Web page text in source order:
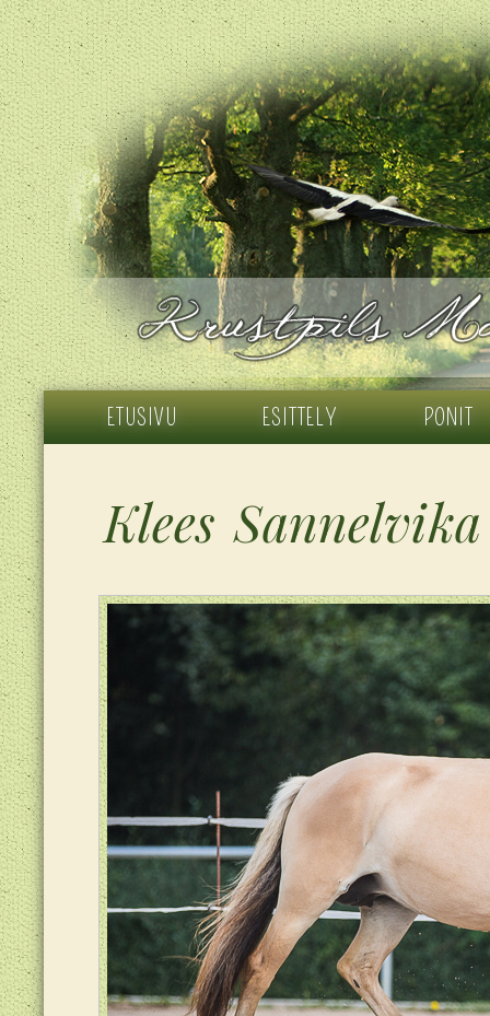
ETUSIVU ESITTELY PONIT
Klees